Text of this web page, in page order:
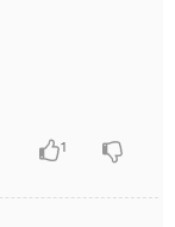
1 